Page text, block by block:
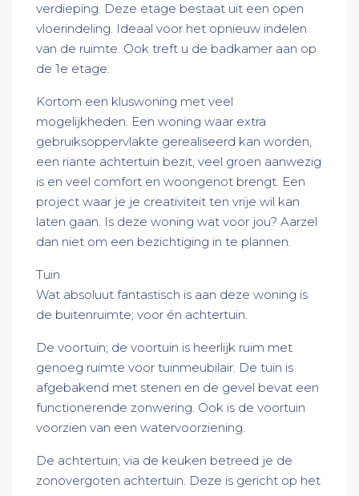
verdieping. Deze etage bestaat uit een open
vloerindeling. Ideaal voor het opnieuw indelen
van de ruimte. Ook treft u de badkamer aan op
de 1e etage.
Kortom een kluswoning met veel
mogelijkheden. Een woning waar extra
gebruiksoppervlakte gerealiseerd kan worden,
een riante achtertuin bezit, veel groen aanwezig
is en veel comfort en woongenot brengt. Een
project waar je je creativiteit ten vrije wil kan
laten gaan. Is deze woning wat voor jou? Aarzel
dan niet om een bezichtiging in te plannen.
Tuin
Wat absoluut fantastisch is aan deze woning is
de buitenruimte; voor én achtertuin.
De voortuin; de voortuin is heerlijk ruim met
genoeg ruimte voor tuinmeubilair. De tuin is
afgebakend met stenen en de gevel bevat een
functionerende zonwering. Ook is de voortuin
voorzien van een watervoorziening.
De achtertuin; via de keuken betreed je de
zonovergoten achtertuin. Deze is gericht op het